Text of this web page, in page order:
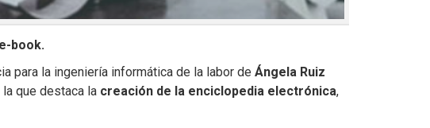
book.
para la ingeniería informática de la labor de Ángela Ruiz
que destaca la creación de la enciclopedia electrónica,